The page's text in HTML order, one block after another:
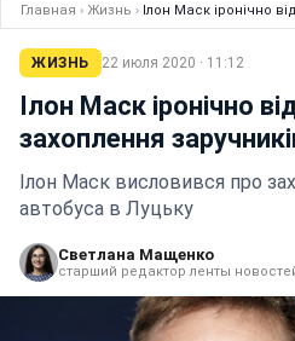
Главная › Жизнь › Ілон Маск іронічно
ЖИЗНЬ 22 июля 2020 · 11:12
Ілон Маск іронічно
захоплення
Ілон Маск висловився про
автобуса в Луцьку
Светлана Мащенко
старший редактор ленты